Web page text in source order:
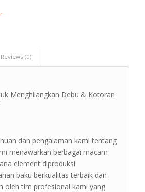
Reviews (0)
Menghilangkan Debu & Kotoran
dan pengalaman kami tentang
menawarkan berbagai macam
element diproduksi
baku berkualitas terbaik dan
oleh tim profesional kami yang